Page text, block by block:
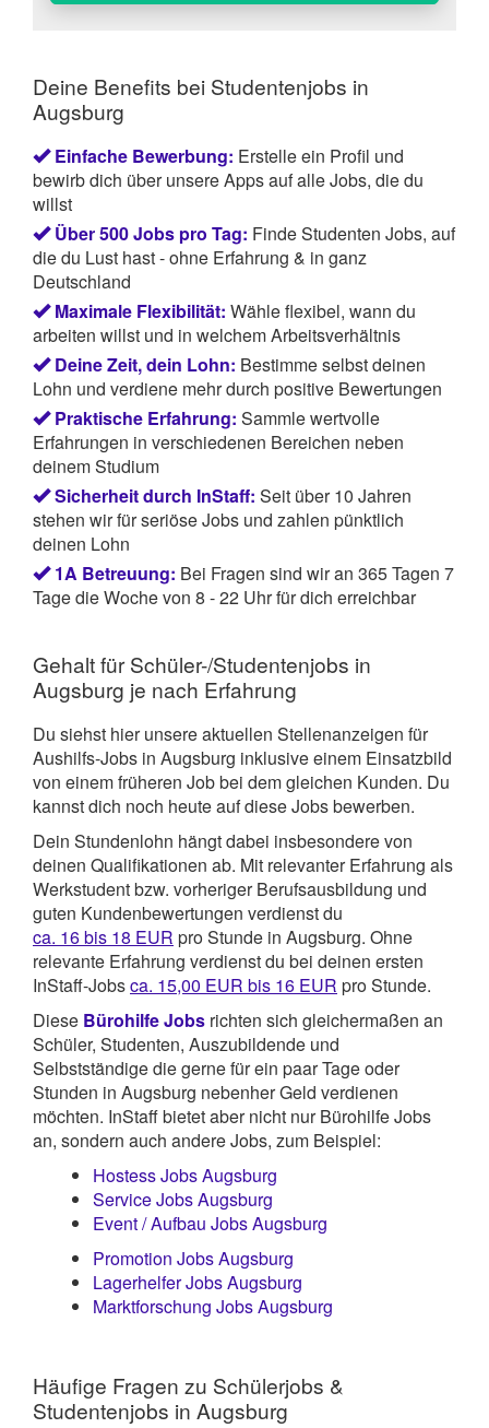
Deine Benefits bei Studentenjobs in
Augsburg
Einfache Bewerbung: Erstelle ein Profil und
bewirb dich über unsere Apps auf alle Jobs, die du
willst
Über 500 Jobs pro Tag: Finde Studenten Jobs, auf
die du Lust hast - ohne Erfahrung & in ganz
Deutschland
Maximale Flexibilität: Wähle flexibel, wann du
arbeiten willst und in welchem Arbeitsverhältnis
Deine Zeit, dein Lohn: Bestimme selbst deinen
Lohn und verdiene mehr durch positive Bewertungen
Praktische Erfahrung: Sammle wertvolle
Erfahrungen in verschiedenen Bereichen neben
deinem Studium
Sicherheit durch InStaff: Seit über 10 Jahren
stehen wir für seriöse Jobs und zahlen pünktlich
deinen Lohn
1A Betreuung: Bei Fragen sind wir an 365 Tagen 7
Tage die Woche von 8 - 22 Uhr für dich erreichbar
Gehalt für Schüler-/Studentenjobs in
Augsburg je nach Erfahrung
Du siehst hier unsere aktuellen Stellenanzeigen für
Aushilfs-Jobs in Augsburg inklusive einem Einsatzbild
von einem früheren Job bei dem gleichen Kunden. Du
kannst dich noch heute auf diese Jobs bewerben.
Dein Stundenlohn hängt dabei insbesondere von
deinen Qualifikationen ab. Mit relevanter Erfahrung als
Werkstudent bzw. vorheriger Berufsausbildung und
guten Kundenbewertungen verdienst du
ca. 16 bis 18 EUR pro Stunde in Augsburg. Ohne
relevante Erfahrung verdienst du bei deinen ersten
InStaff-Jobsca. 15,00 EUR bis 16 EUR pro Stunde.
Diese Bürohilfe Jobs richten sich gleichermaßen an
Schüler, Studenten, Auszubildende und
Selbstständige die gerne für ein paar Tage oder
Stunden in Augsburg nebenher Geld verdienen
möchten. InStaff bietet aber nicht nur Bürohilfe Jobs
an, sondern auch andere Jobs, zum Beispiel:
Hostess Jobs Augsburg
Service Jobs Augsburg
Event / Aufbau Jobs Augsburg
Promotion Jobs Augsburg
Lagerhelfer Jobs Augsburg
Marktforschung Jobs Augsburg
Häufige Fragen zu Schülerjobs &
Studentenjobs in Augsburg